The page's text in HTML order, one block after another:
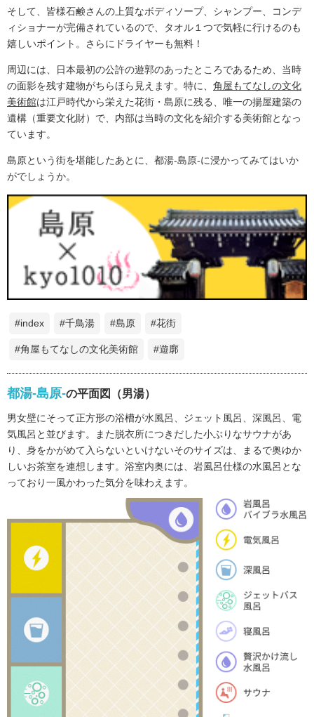
そして、皆様石鹸さんの上質なボディソープ、シャンプー、コンデ
ィショナーが完備されているので、タオル１つで気軽に行けるのも
嬉しいポイント。さらにドライヤーも無料！
周辺には、日本最初の公許の遊郭のあったところであるため、当時
の面影を残す建物がちらほら見えます。特に、 角屋もてなしの文化
美術館は江戸時代から栄えた花街・島原に残る、唯一の揚屋建築の
遺構（重要文化財）で、内部は当時の文化を紹介する美術館となっ
ています。
島原という街を堪能したあとに、都湯-島原-に浸かってみてはいか
がでしょうか。
#index #千鳥湯 #島原 #花街
#角屋もてなしの文化美術館 #遊廓
都湯-島原-の平面図（男湯）
男女壁にそって正方形の浴槽が水風呂、ジェット風呂、深風呂、電
気風呂と並びます。また脱衣所につきだした小ぶりなサウナがあ
り、身をかがめて入らないといけないそのサイズは、まるで奥ゆか
しいお茶室を連想します。浴室内奥には、岩風呂仕様の水風呂とな
っており一風かわった気分を味わえます。